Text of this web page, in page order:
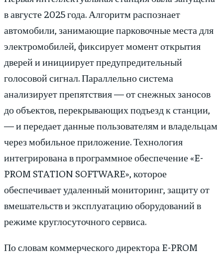
в августе 2025 года. Алгоритм распознает
автомобили, занимающие парковочные места для
электромобилей, фиксирует момент открытия
дверей и инициирует предупредительный
голосовой сигнал. Параллельно система
анализирует препятствия — от снежных заносов
до объектов, перекрывающих подъезд к станции,
— и передает данные пользователям и владельцам
через мобильное приложение. Технология
интегрирована в программное обеспечение «E-
PROM STATION SOFTWARE», которое
обеспечивает удаленный мониторинг, защиту от
вмешательств и эксплуатацию оборудований в
режиме круглосуточного сервиса.
По словам коммерческого директора E-PROM